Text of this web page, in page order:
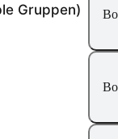
Gruppen)